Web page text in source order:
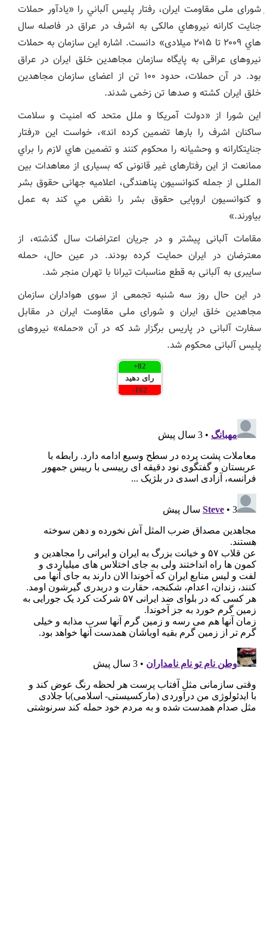
ٖشورای ملی مقاومت ایران، رفتار پليس آلباني را «يادآور حملات
جنايت كارانه نيروهاي مالكی به اشرف در عراق در فاصله سال
هاي ۲۰۰۹ تا ۲۰۱۵ میلادی» دانست. اشاره این سازمان به حملات
نیروهای عراقی به پایگاه سازمان مجاهدین خلق ایران در عراق
بود. در آن حملات، حدود ۱۰۰ تن از اعضای سازمان مجاهدین
خلق ایران کشته و صدها تن زخمی شدند.
این شورا از «دولت آمريكا و ملل متحد كه امنيت و سلامت
ساكنان اشرف را بارها تضمين كرده اند»، خواست اين «رفتار
جنايتكارانه و وحشيانه را محكوم كنند و تضمين هاي لازم را براي
ممانعت از اين رفتارهای غير قانونی كه بسياری از معاهدات بين
المللی از جمله كنوانسيون پناهندگی، اعلاميه جهانی حقوق بشر
و كنوانسيون اروپايی حقوق بشر را نقض مي كند به عمل
بياورند.»
مقامات آلبانی پیشتر و در جریان اعتراضات سال گذشته، از
معترضان در ایران حمایت کرده بودند. در عین حال، حمله
سایبری به آلبانی به قطع مناسبات تیرانا با تهران منجر شد.
در این حال روز سه شنبه تجمعی از سوی هواداران سازمان
مجاهدین خلق ایران و شورای ملی مقاومت ایران در مقابل
سفارت آلبانی در پاریس برگزار شد که در آن «حمله» نیروهای
پلیس آلبانی محکوم شد.
82
+
رای دهید
162
-